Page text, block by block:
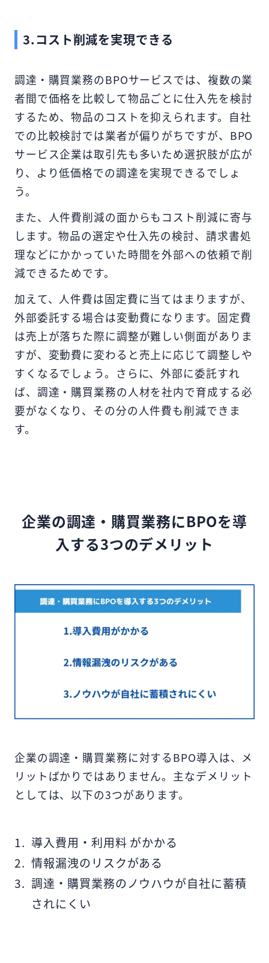
3.コスト削減を実現できる
調達・購買業務のBPOサービスでは、複数の業
者間で価格を比較して物品ごとに仕入先を検討
するため、物品のコストを抑えられます。自社
での比較検討では業者が偏りがちですが、BPO
サービス企業は取引先も多いため選択肢が広が
り、より低価格での調達を実現できるでしょ
う。
また、人件費削減の面からもコスト削減に寄与
します。物品の選定や仕入先の検討、請求書処
理などにかかっていた時間を外部への依頼で削
減できるためです。
加えて、人件費は固定費に当てはまりますが、
外部委託する場合は変動費になります。固定費
は売上が落ちた際に調整が難しい側面がありま
すが、変動費に変わると売上に応じて調整しや
すくなるでしょう。さらに、外部に委託すれ
ば、調達・購買業務の人材を社内で育成する必
要がなくなり、その分の人件費も削減できま
す。
企業の調達・購買業務にBPOを導
入する3つのデメリット
企業の調達・購買業務に対するBPO導入は、メ
リットばかりではありません。主なデメリット
としては、以下の3つがあります。
導入費用・利用料 がかかる
情報漏洩のリスクがある
調達・購買業務のノウハウが自社に蓄積
されにくい